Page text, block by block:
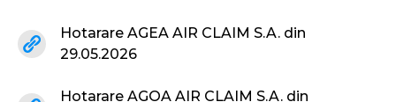
Hotarare AGEA AIR CLAIM S.A. din
29.05.2026
Hotarare AGOA AIR CLAIM S.A. din